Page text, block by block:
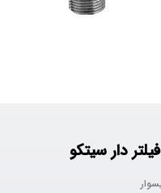
دار سیتکو